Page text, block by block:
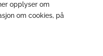
opplyser om
om cookies, på